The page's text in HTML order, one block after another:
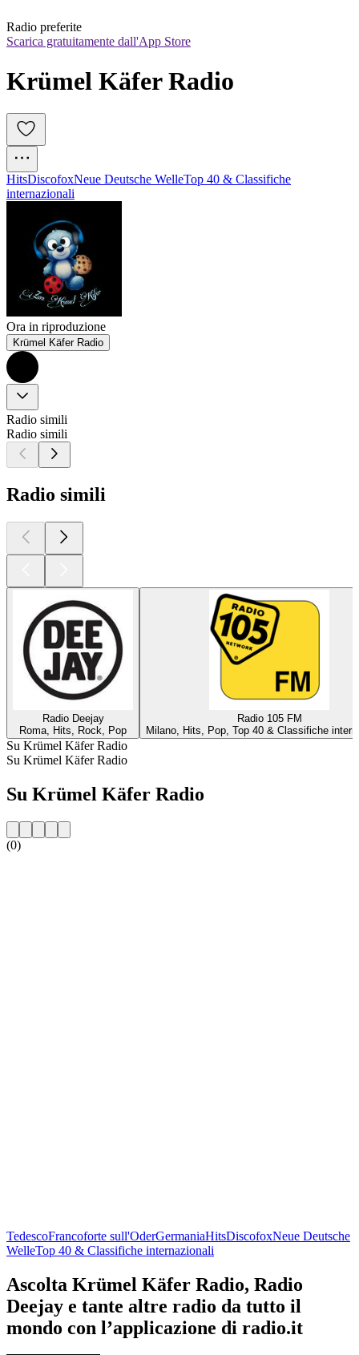
Radio preferite
Scarica gratuitamente dall'App Store
Krümel Käfer Radio
HitsDiscofoxNeue Deutsche WelleTop 40 & Classifiche
internazionali
Ora in riproduzione
Krümel Käfer Radio
Radio simili
Radio simili
Radio simili
Radio Deejay
Roma, Hits, Rock, Pop
Radio 105 FM
Milano, Hits, Pop, Top 40 & Classifiche
Su Krümel Käfer Radio
Su Krümel Käfer Radio
Su Krümel Käfer Radio
(0)
TedescoFrancoforte sull'OderGermaniaHitsDiscofoxNeue Deutsche
WelleTop 40 & Classifiche internazionali
Ascolta Krümel Käfer Radio, Radio
Deejay e tante altre radio da tutto il
mondo con l’applicazione di radio.it